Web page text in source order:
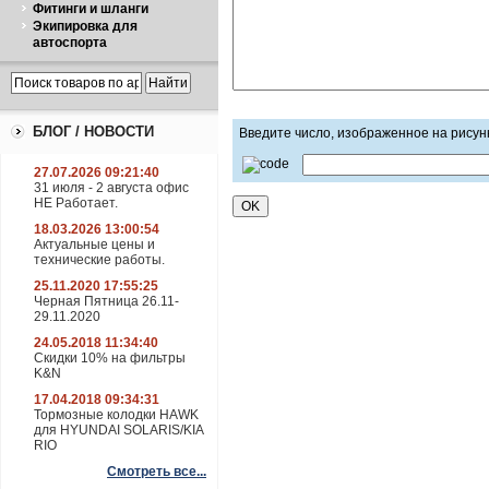
Фитинги и шланги
Экипировка для
автоспорта
БЛОГ / НОВОСТИ
27.07.2026 09:21:40
31 июля - 2 августа офис
НЕ Работает.
18.03.2026 13:00:54
Актуальные цены и
технические работы.
25.11.2020 17:55:25
Черная Пятница 26.11-
29.11.2020
24.05.2018 11:34:40
Скидки 10% на фильтры
K&N
17.04.2018 09:34:31
Тормозные колодки HAWK
для HYUNDAI SOLARIS/KIA
RIO
Смотреть все...
Введите число, изображенное на